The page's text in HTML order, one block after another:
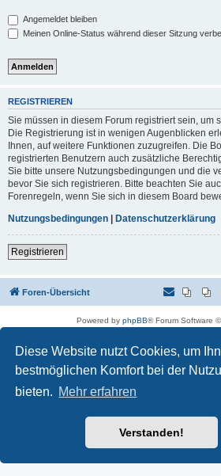
Diese Website nutzt Cookies, um
bestmöglichen Komfort bei der
bieten. Mehr erfahren
Verstanden!
Angemeldet bleiben
Meinen Online-Status während dieser Sitzung
REGISTRIEREN
Sie müssen in diesem Forum registriert sein, um
Die Registrierung ist in wenigen Augenblicken
Ihnen, auf weitere Funktionen zuzugreifen. Die
registrierten Benutzern auch zusätzliche
Sie bitte unsere Nutzungsbedingungen und die
bevor Sie sich registrieren. Bitte beachten Sie
Forenregeln, wenn Sie sich in diesem Board
Nutzungsbedingungen | Datenschutzerklärung
Registrieren
Foren-Übersicht
Powered by phpBB® Forum Software
Datenschutz|